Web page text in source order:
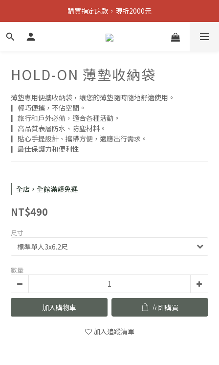
購買指定床款，現折2000元
購買指定床款，現折2000元
買任一款床墊，立即送無憂枕
HOLD-ON 薄墊收納袋
薄墊專用便攜收納袋，讓您的薄墊隨時隨地舒適使用。
▎輕巧便攜，不佔空間。
▎旅行和戶外必備，適合各種活動。
▎高品質表層防水、防塵材料。
▎貼心手提設計、攜帶方便，適應出行需求。
▎最佳保護力和便利性
全店，全館滿額免運
NT$490
尺寸
數量
加入購物車 立即購買
加入追蹤清單